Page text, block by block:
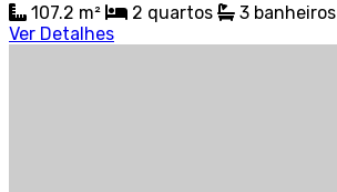
107.2 m²
2 quartos 3 banheiros
Ver Detalhes